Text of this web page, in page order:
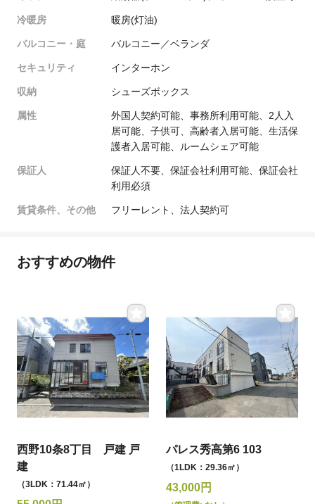
冷暖房 暖房(灯油)
バルコニー・庭 バルコニー／ベランダ
セキュリティ インターホン
収納 シューズボックス
属性
外国人契約可能、事務所利用可能、2人入
居可能、子供可、高齢者入居可能、生活保
護者入居可能、ルームシェア可能
保証人
保証人不要、保証会社利用可能、保証会社
利用必須
賃貸条件、その他 フリーレント、法人契約可
おすすめの物件
西野10条8丁目 戸建 戸
建
（3LDK：71.44㎡）
パレス秀高第6 103
（1LDK：29.36㎡）
43,000円